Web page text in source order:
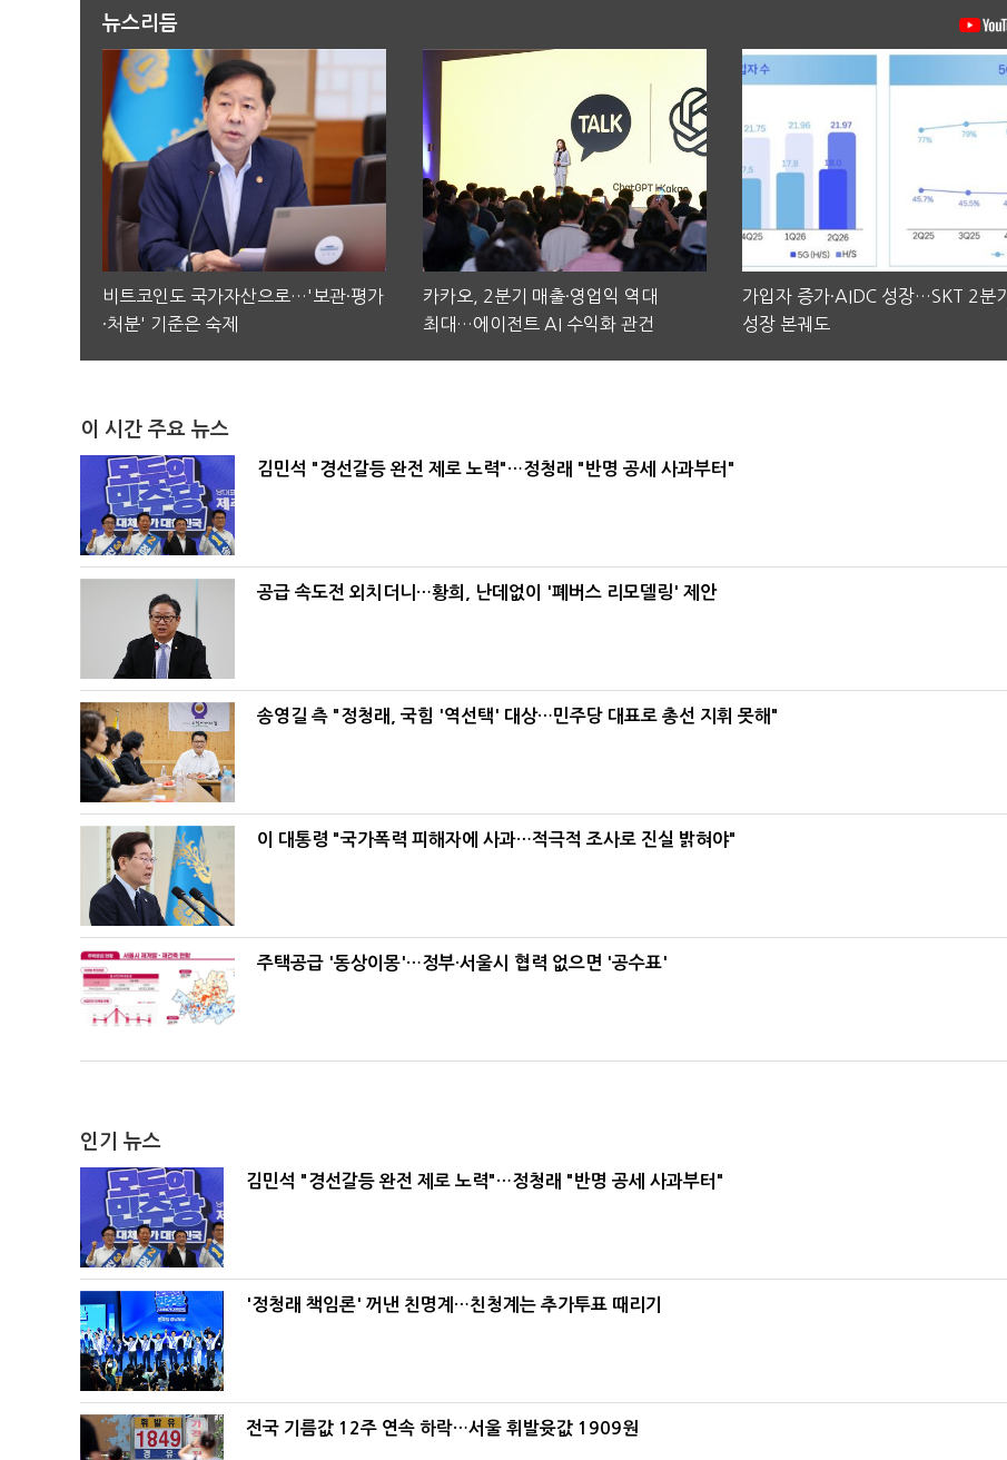
뉴스리듬
비트코인도 국가자산으로…'보관·평가
·처분' 기준은 숙제
카카오, 2분기 매출·영업익 역대
최대…에이전트 AI 수익화 관건
가입자 증가·AIDC 성장…SKT 2분기
성장 본궤도
이 시간 주요 뉴스
김민석 "경선갈등 완전 제로 노력"…정청래 "반명 공세 사과부터"
공급 속도전 외치더니…황희, 난데없이 '폐버스 리모델링' 제안
송영길 측 "정청래, 국힘 '역선택' 대상…민주당 대표로 총선 지휘 못해"
이 대통령 "국가폭력 피해자에 사과…적극적 조사로 진실 밝혀야"
주택공급 '동상이몽'…정부·서울시 협력 없으면 '공수표'
인기 뉴스
김민석 "경선갈등 완전 제로 노력"…정청래 "반명 공세 사과부터"
'정청래 책임론' 꺼낸 친명계…친청계는 추가투표 때리기
전국 기름값 12주 연속 하락…서울 휘발윳값 1909원